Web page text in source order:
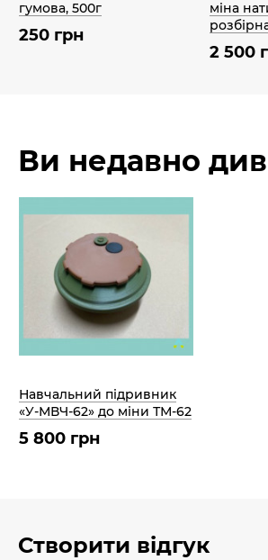
гумова, 500г
250 грн
міна
2 500
Ви недавно
Навчальний підривник
«У-МВЧ-62» до міни ТМ-62
5 800 грн
Створити відгук